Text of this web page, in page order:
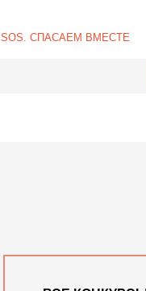
SOS. СПАСАЕМ ВМЕСТЕ